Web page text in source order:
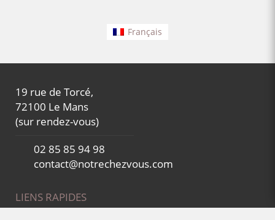
Français
19 rue de Torcé,
72100 Le Mans
(sur rendez-vous)
02 85 85 94 98
contact@notrechezvous.com
LIENS RAPIDES